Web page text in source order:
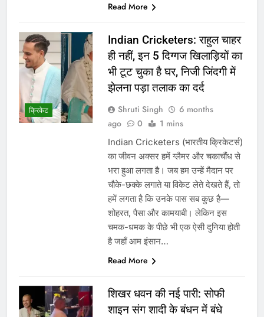
Read More
क्रिकेट
Indian Cricketers: राहुल चाहर
ही नहीं, इन 5 दिग्गज खिलाड़ियों का
भी टूट चुका है घर, निजी जिंदगी में
झेलना पड़ा तलाक का दर्द
Shruti Singh
6 months
ago
0 1 mins
Indian Cricketers (भारतीय क्रिकेटर्स)
का जीवन अक्सर हमें ग्लैमर और चकाचौंध से
भरा हुआ लगता है। जब हम उन्हें मैदान पर
चौके-छक्के लगाते या विकेट लेते देखते हैं, तो
हमें लगता है कि उनके पास सब कुछ है—
शोहरत, पैसा और कामयाबी। लेकिन इस
चमक-धमक के पीछे भी एक ऐसी दुनिया होती
है जहाँ आम इंसान…
Read More
शिखर धवन की नई पारी: सोफी
शाइन संग शादी के बंधन में बंधे